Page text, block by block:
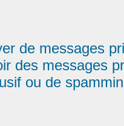
de messages
des messages
ou de